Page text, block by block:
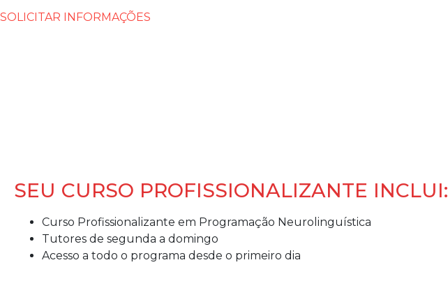
SOLICITAR INFORMAÇÕES
SEU CURSO PROFISSIONALIZANTE INCLUI:
Curso Profissionalizante em Programação Neurolinguística
Tutores de segunda a domingo
Acesso a todo o programa desde o primeiro dia